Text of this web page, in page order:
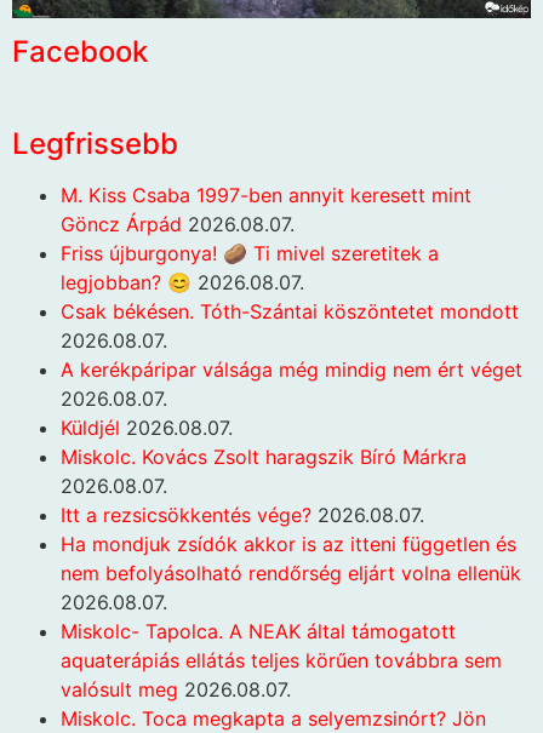
Facebook
Legfrissebb
M. Kiss Csaba 1997-ben annyit keresett mint
Göncz Árpád 2026.08.07.
Friss újburgonya! 🥔 Ti mivel szeretitek a
legjobban? 😊 2026.08.07.
Csak békésen. Tóth-Szántai köszöntetet mondott
2026.08.07.
A kerékpáripar válsága még mindig nem ért véget
2026.08.07.
Küldjél 2026.08.07.
Miskolc. Kovács Zsolt haragszik Bíró Márkra
2026.08.07.
Itt a rezsicsökkentés vége? 2026.08.07.
Ha mondjuk zsídók akkor is az itteni független és
nem befolyásolható rendőrség eljárt volna ellenük
2026.08.07.
Miskolc- Tapolca. A NEAK által támogatott
aquaterápiás ellátás teljes körűen továbbra sem
valósult meg 2026.08.07.
Miskolc. Toca megkapta a selyemzsinórt? Jön